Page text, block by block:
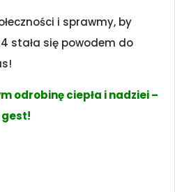
i sprawmy, by
stała się powodem do
odrobinę ciepła i nadziei –
gest!